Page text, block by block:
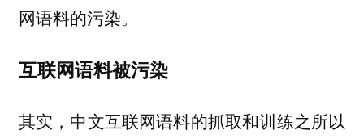
网语料的污染。
互联网语料被污染
其实，中文互联网语料的抓取和训练之所以